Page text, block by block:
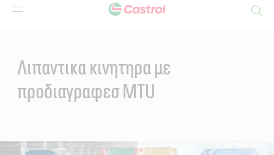
Λιπαντικα κινητηρα με
προδιαγραφεσ MTU